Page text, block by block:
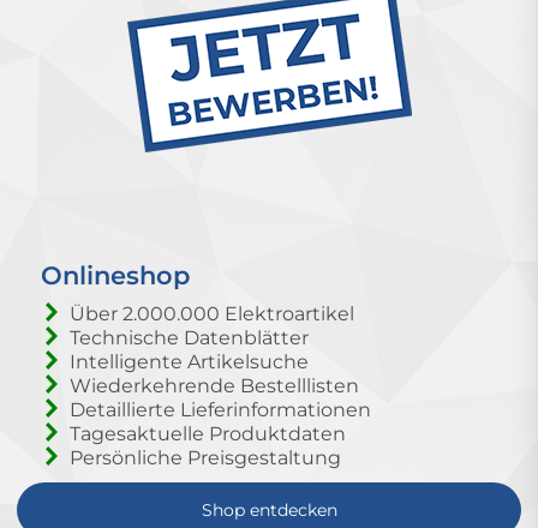
Onlineshop
Über 2.000.000 Elektroartikel
Technische Datenblätter
Intelligente Artikelsuche
Wiederkehrende Bestelllisten
Detaillierte Lieferinformationen
Tagesaktuelle Produktdaten
Persönliche Preisgestaltung
Shop entdecken